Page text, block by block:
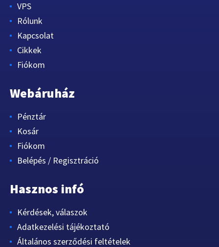
VPS
Rólunk
Kapcsolat
Cikkek
Fiókom
Webáruház
Pénztár
Kosár
Fiókom
Belépés / Regisztráció
Hasznos infó
Kérdések, válaszok
Adatkezelési tájékoztató
Általános szerződési feltételek